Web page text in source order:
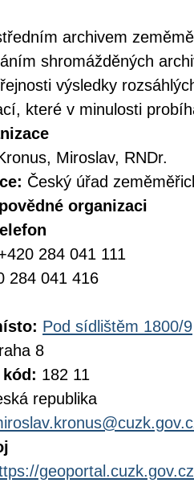
archivem
shromážděných
výsledky
které v minulosti
Miroslav, RNDr.
Český úřad
organizaci
284 041 111
284 041 416
Pod sídlištěm 1800/9
8
182 11
republika
geoportal.cuzk.gov.cz